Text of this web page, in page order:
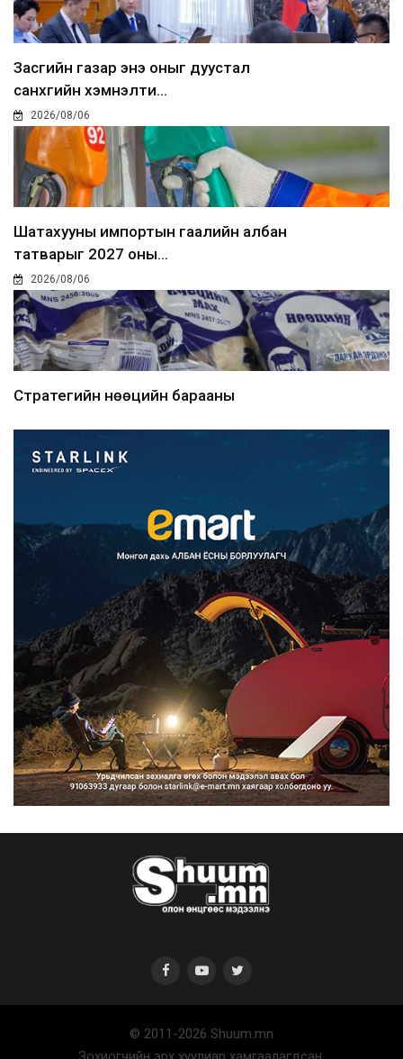
Засгийн газар энэ оныг дуустал
санхүүгийн хэмнэлти...
2026/08/06
Шатахууны импортын гаалийн албан
татварыг 2027 оны...
2026/08/06
Стратегийн нөөцийн барааны
Монгол Улс COP17 бага хуралд 6.5
тэрбум ам.доллары...
2026/08/06
“Улаанбаатар трам” төсөл
хэрэгжсэнээр жилд 446...
2026/08/06
Автомашины улсын дугаар тэгш
тоогоор төгссөн бол ө...
Улаанбаатарт өдөртөө 29 хэм
© 2011-2026 Shuum.mn